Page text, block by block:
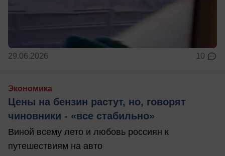
29.06.2026 10
Экономика
Цены на бензин растут, но, говорят
чиновники - «все стабильно»
Виной всему лето и любовь россиян к
путешествиям на авто